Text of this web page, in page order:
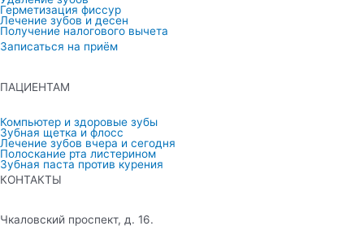
Герметизация фиссур
Лечение зубов и десен
Получение налогового вычета
Записаться на приём
ПАЦИЕНТАМ
Компьютер и здоровые зубы
Зубная щетка и флосс
Лечение зубов вчера и сегодня
Полоскание рта листерином
Зубная паста против курения
КОНТАКТЫ
Чкаловский проспект, д. 16.